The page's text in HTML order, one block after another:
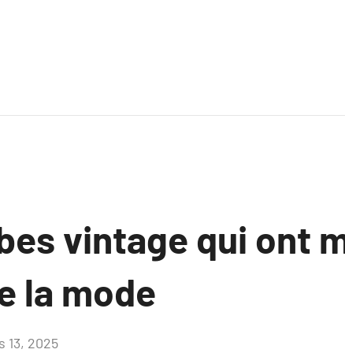
vintage qui ont
la mode
13, 2025